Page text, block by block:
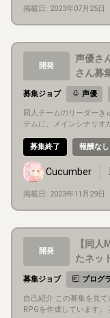
掲載日: 2023年07月25日
開発
声優さ
さん募
募集ジョブ 声優
同人チームのリーダーきゅうりといいます
テムに、メインシナリオだけで会話
る方、Discordで話せる
募集終了 報酬なし
Cucumber
掲載日: 2023年11月29日
開発
【同
たネッ
る方
募集ジョブ プログ
自己紹介 この募集を見
RPGを作成しています。 募集概要 この度オンライン同時接続部分の開発、